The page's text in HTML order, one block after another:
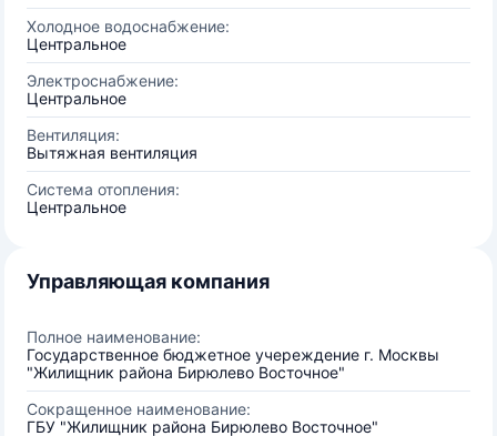
Холодное водоснабжение:
Центральное
Электроснабжение:
Центральное
Вентиляция:
Вытяжная вентиляция
Система отопления:
Центральное
Управляющая компания
Полное наименование:
Государственное бюджетное учереждение г. Москвы
"Жилищник района Бирюлево Восточное"
Сокращенное наименование:
ГБУ "Жилищник района Бирюлево Восточное"